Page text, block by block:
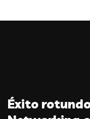
Éxito